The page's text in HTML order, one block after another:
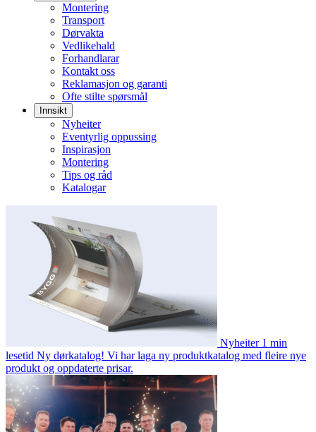
Montering
Transport
Dørvakta
Vedlikehald
Forhandlarar
Kontakt oss
Reklamasjon og garanti
Ofte stilte spørsmål
Innsikt
Nyheiter
Eventyrlig oppussing
Inspirasjon
Montering
Tips og råd
Katalogar
Nyheiter 1 min
lesetid Ny dørkatalog! Vi har laga ny produktkatalog med fleire nye
produkt og oppdaterte prisar.